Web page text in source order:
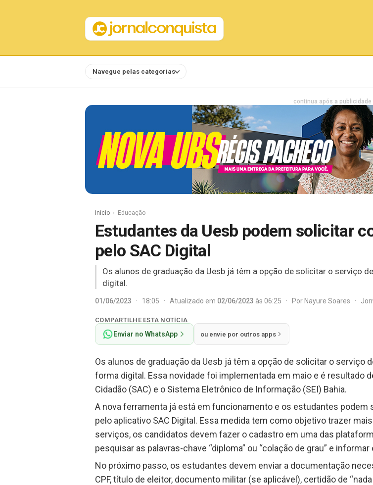
Navegue pelas categorias
continua após a publicidade
Início Educação
Estudantes da Uesb podem solicitar
pelo SAC Digital
Os alunos de graduação da Uesb já têm a opção de solicitar o serviço
digital.
01/06/2023 · 18:05 · Atualizado em 02/06/2023 às 06:25 · PorNayure Soares ·
COMPARTILHE ESTA NOTÍCIA
Enviar no WhatsApp ou envie por outros apps
Os alunos de graduação da Uesb já têm a opção de solicitar o serviço
forma digital. Essa novidade foi implementada em maio e é resultado
Cidadão (SAC) e o Sistema Eletrônico de Informação (SEI) Bahia.
A nova ferramenta já está em funcionamento e os estudantes podem
pelo aplicativo SAC Digital. Essa medida tem como objetivo trazer
serviços, os candidatos devem fazer o cadastro em uma das
pesquisar as palavras-chave “diploma” ou “colação de grau” e
No próximo passo, os estudantes devem enviar a documentação
CPF, título de eleitor, documento militar (se aplicável), certidão de